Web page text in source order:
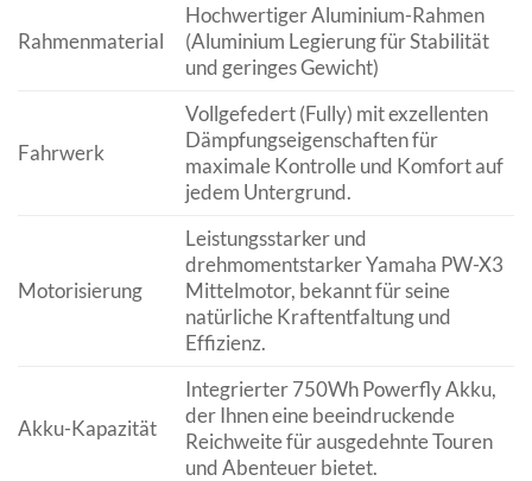
Rahmenmaterial
Hochwertiger Aluminium-Rahmen
(Aluminium Legierung für Stabilität
und geringes Gewicht)
Fahrwerk
Vollgefedert (Fully) mit exzellenten
Dämpfungseigenschaften für
maximale Kontrolle und Komfort auf
jedem Untergrund.
Motorisierung
Leistungsstarker und
drehmomentstarker Yamaha PW-X3
Mittelmotor, bekannt für seine
natürliche Kraftentfaltung und
Effizienz.
Akku-Kapazität
Integrierter 750Wh Powerfly Akku,
der Ihnen eine beeindruckende
Reichweite für ausgedehnte Touren
und Abenteuer bietet.